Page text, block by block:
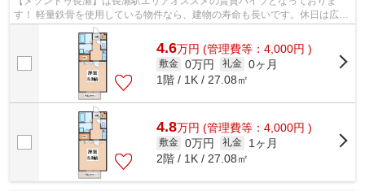
す！ 軽量鉄骨を使用している物件なら、建物の寿命も長いです。休日は広々
としたバルコニーでゆったりとくつろ...
4.6万円 (管理費等：4,000円 )
敷金 0万円 礼金 0ヶ月
1階 / 1K / 27.08㎡
4.8万円 (管理費等：4,000円 )
敷金 0万円 礼金
1ヶ月
2階 / 1K / 27.08㎡